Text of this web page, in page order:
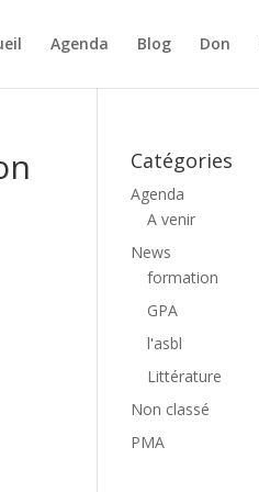
Agenda Blog Don
Catégories
Agenda
A venir
News
formation
GPA
l'asbl
Littérature
Non classé
PMA